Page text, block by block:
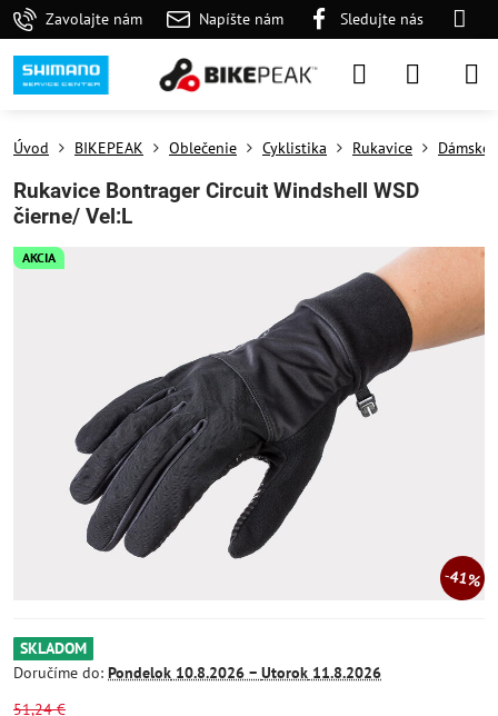
Zavolajte nám Napíšte nám Sledujte nás
AKCIA
41%
Úvod BIKEPEAK Oblečenie Cyklistika Rukavice Dámske
Rukavice Bontrager Circuit Windshell WSD
čierne/ Vel:L
SKLADOM
Doručíme do: Pondelok 10.8.2026 − Utorok 11.8.2026
51,24 €